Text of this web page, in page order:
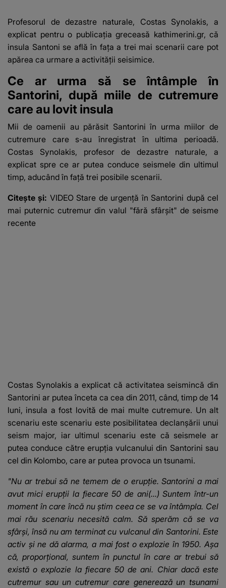
suspecți
Profesorul de dezastre naturale, Costas Synolakis, a
explicat pentru o publicația greceasă kathimerini.gr, că
insula Santoni se află în fața a trei mai scenarii care pot
apărea ca urmare a activității seisimice.
Ce ar urma să se întâmple în
Santorini, după miile de cutremure
care au lovit insula
Mii de oamenii au părăsit Santorini în urma miilor de
cutremure care s-au înregistrat în ultima perioadă.
Costas Synolakis, profesor de dezastre naturale, a
explicat spre ce ar putea conduce seismele din ultimul
timp, aducând în față trei posibile scenarii.
Citește și: VIDEO Stare de urgență în Santorini după cel
mai puternic cutremur din valul "fără sfârșit" de seisme
recente
Costas Synolakis a explicat că activitatea seismincă din
Santorini ar putea înceta ca cea din 2011, când, timp de 14
luni, insula a fost lovită de mai multe cutremure. Un alt
scenariu este scenariu este posibilitatea declanșării unui
seism major, iar ultimul scenariu este că seismele ar
putea conduce către erupția vulcanului din Santorini sau
cel din Kolombo, care ar putea provoca un tsunami.
"Nu ar trebui să ne temem de o erupție. Santorini a mai
avut mici erupții la fiecare 50 de ani(...) Suntem într-un
moment în care încă nu știm ceea ce se va întâmpla. Cel
mai rău scenariu necesită calm. Să sperăm că se va
sfârși, însă nu am terminat cu vulcanul din Santorini. Este
activ și ne dă alarma, a mai fost o explozie în 1950. Așa
că, proporțional, suntem în punctul în care ar trebui să
există o explozie la fiecare 50 de ani. Chiar dacă este
cutremur sau un cutremur care generează un tsunami